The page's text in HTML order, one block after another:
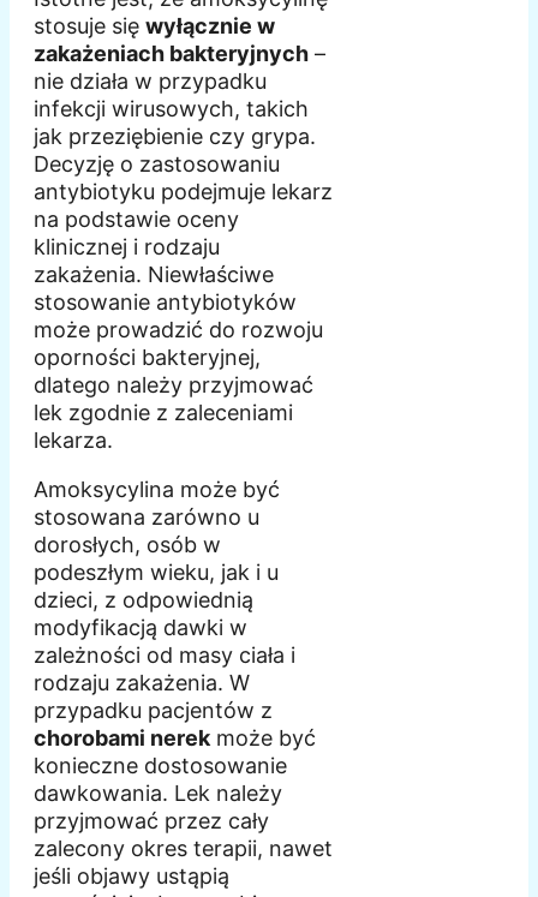
stosuje się wyłącznie w
zakażeniach bakteryjnych –
nie działa w przypadku
infekcji wirusowych, takich
jak przeziębienie czy grypa.
Decyzję o zastosowaniu
antybiotyku podejmuje lekarz
na podstawie oceny
klinicznej i rodzaju
zakażenia. Niewłaściwe
stosowanie antybiotyków
może prowadzić do rozwoju
oporności bakteryjnej,
dlatego należy przyjmować
lek zgodnie z zaleceniami
lekarza.
Amoksycylina może być
stosowana zarówno u
dorosłych, osób w
podeszłym wieku, jak i u
dzieci, z odpowiednią
modyfikacją dawki w
zależności od masy ciała i
rodzaju zakażenia. W
przypadku pacjentów z
chorobami nerek może być
konieczne dostosowanie
dawkowania. Lek należy
przyjmować przez cały
zalecony okres terapii, nawet
jeśli objawy ustąpią